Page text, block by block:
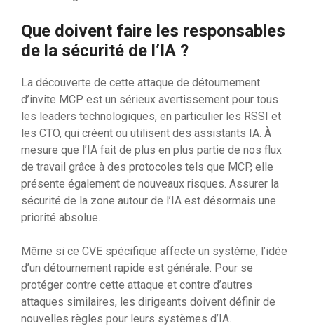
Que doivent faire les responsables
de la sécurité de l’IA ?
La découverte de cette attaque de détournement
d’invite MCP est un sérieux avertissement pour tous
les leaders technologiques, en particulier les RSSI et
les CTO, qui créent ou utilisent des assistants IA. À
mesure que l’IA fait de plus en plus partie de nos flux
de travail grâce à des protocoles tels que MCP, elle
présente également de nouveaux risques. Assurer la
sécurité de la zone autour de l’IA est désormais une
priorité absolue.
Même si ce CVE spécifique affecte un système, l’idée
d’un détournement rapide est générale. Pour se
protéger contre cette attaque et contre d’autres
attaques similaires, les dirigeants doivent définir de
nouvelles règles pour leurs systèmes d’IA.